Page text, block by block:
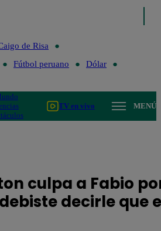
de Risa
Fútbol peruano
Dólar
TV en vivo MENÚ
culpa a Fabio
decirle que